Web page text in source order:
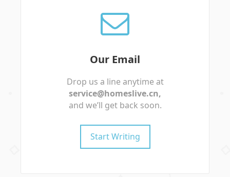
Our Email
Drop us a line anytime at
service@homeslive.cn,
and we’ll get back soon.
Start Writing